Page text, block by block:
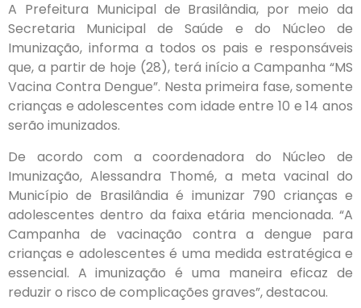
A Prefeitura Municipal de Brasilândia, por meio da
Secretaria Municipal de Saúde e do Núcleo de
Imunização, informa a todos os pais e responsáveis
que, a partir de hoje (28), terá início a Campanha “MS
Vacina Contra Dengue”. Nesta primeira fase, somente
crianças e adolescentes com idade entre 10 e 14 anos
serão imunizados.
De acordo com a coordenadora do Núcleo de
Imunização, Alessandra Thomé, a meta vacinal do
Município de Brasilândia é imunizar 790 crianças e
adolescentes dentro da faixa etária mencionada. “A
Campanha de vacinação contra a dengue para
crianças e adolescentes é uma medida estratégica e
essencial. A imunização é uma maneira eficaz de
reduzir o risco de complicações graves”, destacou.